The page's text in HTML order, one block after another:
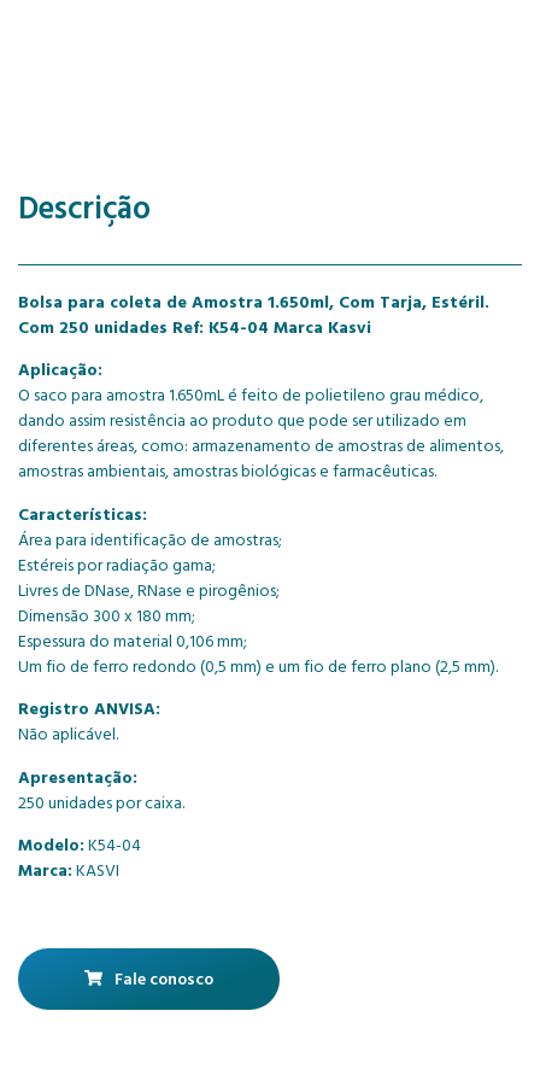
Descrição
Bolsa para coleta de Amostra 1.650ml, Com Tarja, Estéril.
Com 250 unidades Ref: K54-04 Marca Kasvi
Aplicação:
O saco para amostra 1.650mL é feito de polietileno grau médico,
dando assim resistência ao produto que pode ser utilizado em
diferentes áreas, como: armazenamento de amostras de alimentos,
amostras ambientais, amostras biológicas e farmacêuticas.
Características:
Área para identificação de amostras;
Estéreis por radiação gama;
Livres de DNase, RNase e pirogênios;
Dimensão 300 x 180 mm;
Espessura do material 0,106 mm;
Um fio de ferro redondo (0,5 mm) e um fio de ferro plano (2,5 mm).
Registro ANVISA:
Não aplicável.
Apresentação:
250 unidades por caixa.
Modelo:K54-04
Marca:KASVI
Fale conosco